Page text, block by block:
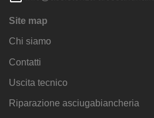
Site map
Chi siamo
Contatti
Uscita tecnico
Riparazione asciugabiancheria